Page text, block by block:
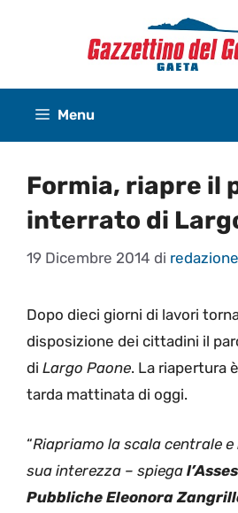
Menu
Formia, riapre il
interrato di
19 Dicembre 2014 di redazione
Dopo dieci giorni di lavori
disposizione dei cittadini il
di Largo Paone. La riapertura
tarda mattinata di oggi.
“Riapriamo la scala centrale
sua interezza – spiega
Pubbliche Eleonora